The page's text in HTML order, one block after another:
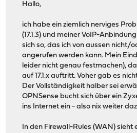
Hallo,
ich habe ein ziemlich nerviges
(17.1.3) und meiner VoIP-
sich so, das ich von aussen nicht/
angerufen werden kann. Mein
leider nicht genau festmachen),
auf 17.1.x auftritt. Voher gab es
Der Vollständigkeit halber sei
OPNSense bucht sich über ein
ins Internet ein - also nix weiter
In den Firewall-Rules (WAN) sieht